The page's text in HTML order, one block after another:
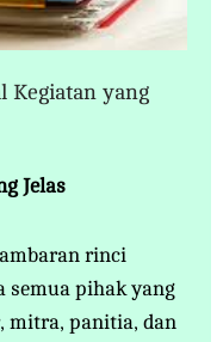
Kegiatan yang
Jelas
rinci
semua pihak yang
mitra, panitia, dan